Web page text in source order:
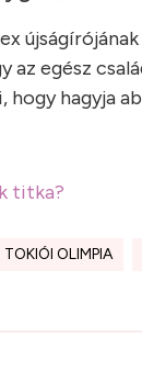
az egész
hagyja
titka?
TOKIÓI OLIMPIA